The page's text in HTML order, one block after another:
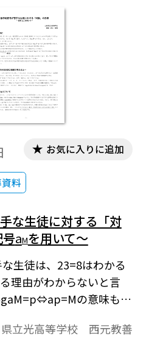
得られる不等式を活用
の数式は、「Tosho数式
れています。ワード文書
するためには、「Tosho
入されていることが必
償ダウンロードはこちら
料
お気に入りに追加
な生徒に対する「対
aMを用いて～
生徒は、23=8はわかる
理由がわからないと言
の意味もわ
生徒向けの対数指導を考
立光高等学校 西元教善